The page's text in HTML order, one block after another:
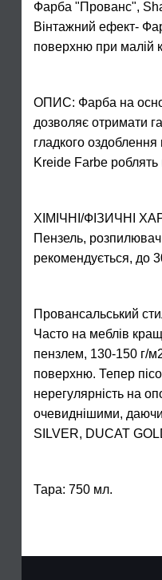
Фарба "Прованс",
Вінтажний ефект-
поверхню при малій
ОПИС: Фарба на
дозволяє отримати
гладкого
Kreide Farbe
ХІМІЧНІ/ФІЗИЧНІ
Пензель,
рекомендується, до
Провансальський
Часто на меблів
пензлем, 130-150 г/
поверхню. Тепер
нерегулярність на
очевиднішими, даючи
SILVER, DUCAT
Тара: 750 мл.